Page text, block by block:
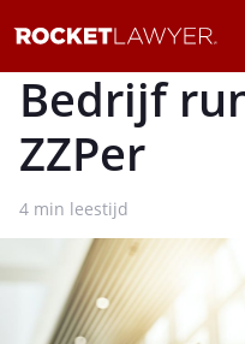
Bedrijf
ZZPer
4 min leestijd